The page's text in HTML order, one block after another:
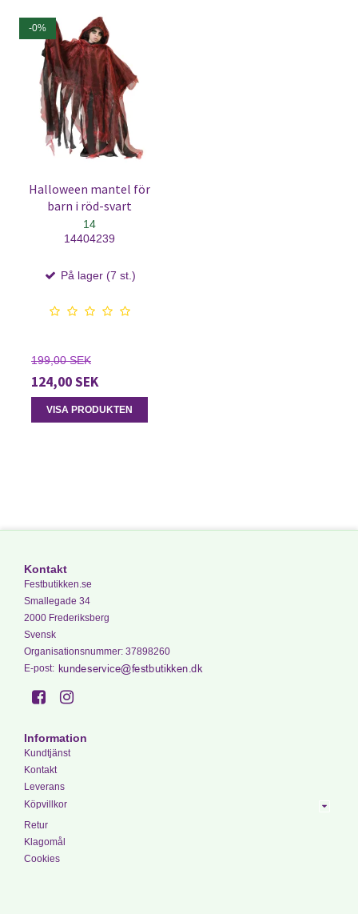
-0%
Halloween mantel för
barn i röd-svart
14
14404239
På lager (7 st.)
199,00 SEK
124,00 SEK
VISA PRODUKTEN
Kontakt
Festbutikken.se
Smallegade 34
2000 Frederiksberg
Svensk
Organisationsnummer: 37898260
E-post:
Information
Kundtjänst
Kontakt
Leverans
Köpvillkor
Retur
Klagomål
Cookies